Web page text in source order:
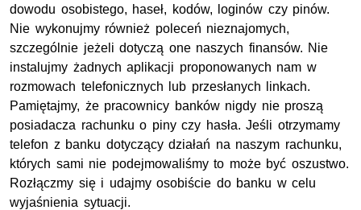
dowodu osobistego, haseł, kodów, loginów czy pinów.
Nie wykonujmy również poleceń nieznajomych,
szczególnie jeżeli dotyczą one naszych finansów. Nie
instalujmy żadnych aplikacji proponowanych nam w
rozmowach telefonicznych lub przesłanych linkach.
Pamiętajmy, że pracownicy banków nigdy nie proszą
posiadacza rachunku o piny czy hasła. Jeśli otrzymamy
telefon z banku dotyczący działań na naszym rachunku,
których sami nie podejmowaliśmy to może być oszustwo.
Rozłączmy się i udajmy osobiście do banku w celu
wyjaśnienia sytuacji.